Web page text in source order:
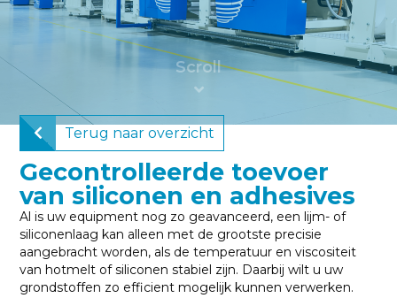
Terug naar overzicht
Gecontrolleerde toevoer
van siliconen en adhesives
Al is uw equipment nog zo geavanceerd, een lijm- of
siliconenlaag kan alleen met de grootste precisie
aangebracht worden, als de temperatuur en viscositeit
van hotmelt of siliconen stabiel zijn. Daarbij wilt u uw
grondstoffen zo efficient mogelijk kunnen verwerken.